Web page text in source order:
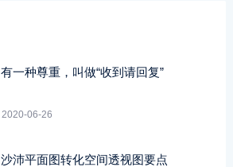
有一种尊重，叫做“收到请回复”
2020-06-26
沙沛平面图转化空间透视图要点